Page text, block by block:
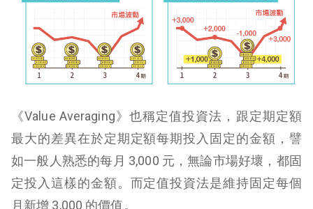
《Value Averaging》也稱定值投資法，跟定期定額
最大的差異在於定期定額每期投入固定的金額，譬
如一般人熟悉的每月 3,000 元，無論市場好壞，都固
定投入這樣的金額。 而定值投資法是維持固定每個
月新增 3,000 的價值。